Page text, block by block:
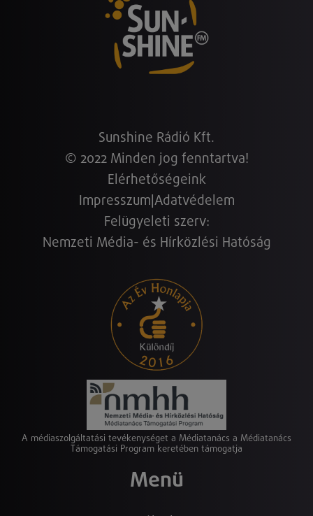
Sunshine Rádió Kft.
© 2022 Minden jog fenntartva!
Elérhetőségeink
Impresszum Adatvédelem
Felügyeleti szerv:
Nemzeti Média- és Hírközlési Hatóság
A médiaszolgáltatási tevékenységet a Médiatanács a Médiatanács
Támogatási Program keretében támogatja
Menü